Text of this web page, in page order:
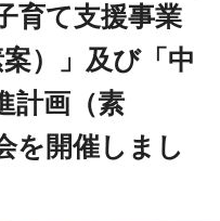
育て支援事業
）」及び「中
計画（素
を開催しまし